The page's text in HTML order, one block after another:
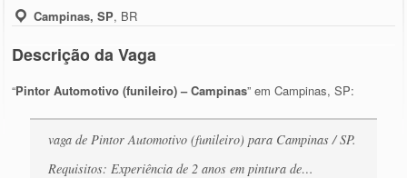
Campinas, SP, BR
Descrição da Vaga
“Pintor Automotivo (funileiro) – Campinas” em Campinas, SP:
vaga de Pintor Automotivo (funileiro) para Campinas / SP.
Requisitos: Experiência de 2 anos em pintura de…